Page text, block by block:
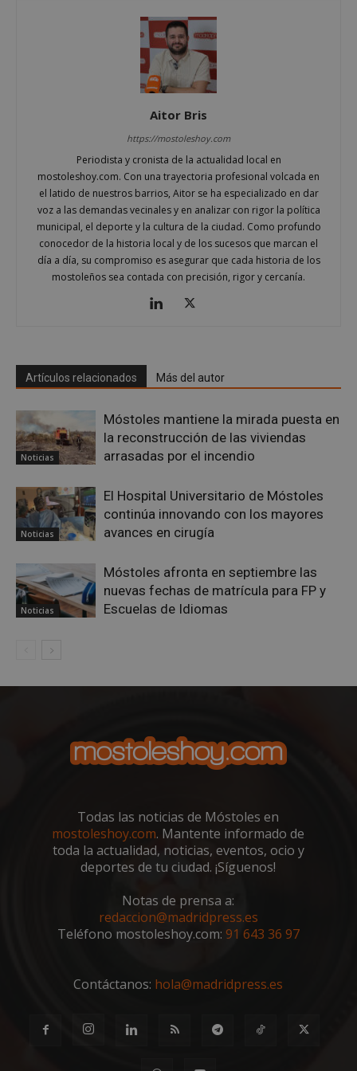
Aitor Bris
https://mostoleshoy.com
Periodista y cronista de la actualidad local en
mostoleshoy.com. Con una trayectoria profesional volcada en
el latido de nuestros barrios, Aitor se ha especializado en dar
voz a las demandas vecinales y en analizar con rigor la política
municipal, el deporte y la cultura de la ciudad. Como profundo
conocedor de la historia local y de los sucesos que marcan el
día a día, su compromiso es asegurar que cada historia de los
mostoleños sea contada con precisión, rigor y cercanía.
Artículos relacionados Más del autor
Noticias
Móstoles mantiene la mirada puesta en
la reconstrucción de las viviendas
arrasadas por el incendio
Noticias
El Hospital Universitario de Móstoles
continúa innovando con los mayores
avances en cirugía
Noticias
Móstoles afronta en septiembre las
nuevas fechas de matrícula para FP y
Escuelas de Idiomas
Todas las noticias de Móstoles en
mostoleshoy.com. Mantente informado de
toda la actualidad, noticias, eventos, ocio y
deportes de tu ciudad. ¡Síguenos!
Notas de prensa a:
redaccion@madridpress.es
Teléfono mostoleshoy.com: 91 643 36 97
Contáctanos: hola@madridpress.es
Cookies de rendimiento
Cookies de preferencias
Cookies de funcionalidad
Cookies no clasificadas
Las cookies estrictamente necesarias permiten la
funcionalidad principal del sitio web, como el
inicio de sesión de usuario y la gestión de cuentas.
El sitio web no se puede utilizar correctamente sin
las cookies estrictamente necesarias.
Nombre
Proveedor/
Dominio
__cf_bm
Cloudflare Inc.
.x.com
29 minutos
56
CookieScriptConsent
CookieScript
4 semanas
__cf_bm
Cloudflare Inc.
.twitter.com
VISITOR_PRIVACY_METADATA
YouTube
.youtube.com